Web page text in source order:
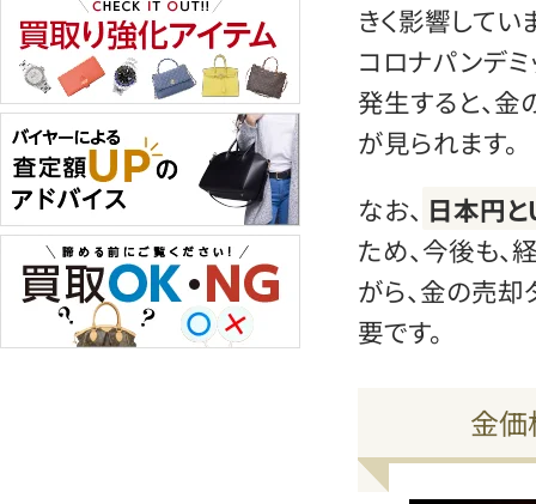
きく影響してい
コロナパンデ
発生すると、
が見られます。
なお、 日本円
ため、今後も
がら、金の売
要です。
金